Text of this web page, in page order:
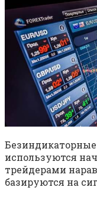
используются
трейдерами
базируются на